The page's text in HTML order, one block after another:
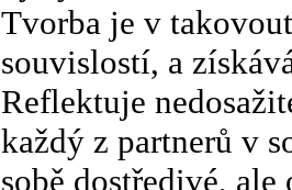
Tvorba je v
souvislostí, a
Reflektuje
každý z partnerů v
sobě dostředivé,